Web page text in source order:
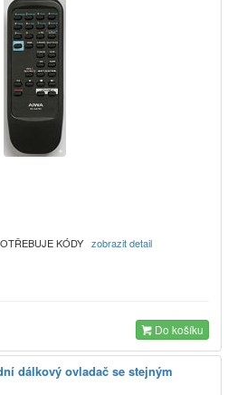
KÓDY zobrazit detail
Do košíku
dálkový ovladač se stejným